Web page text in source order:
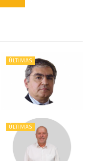
ÚLTIMAS
ÚLTIMAS